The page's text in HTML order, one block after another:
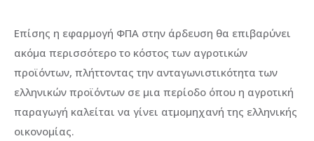
Επίσης η εφαρμογή ΦΠΑ στην άρδευση θα επιβαρύνει
ακόμα περισσότερο το κόστος των αγροτικών
προϊόντων, πλήττοντας την ανταγωνιστικότητα των
ελληνικών προϊόντων σε μια περίοδο όπου η αγροτική
παραγωγή καλείται να γίνει ατμομηχανή της ελληνικής
οικονομίας.